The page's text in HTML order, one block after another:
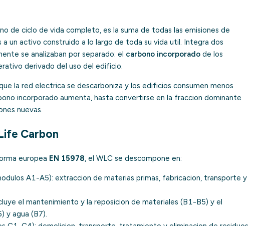
de ciclo de vida completo, es la suma de todas las emisiones de
un activo construido a lo largo de toda su vida util. Integra dos
se analizaban por separado: el carbono incorporado de los
derivado del uso del edificio.
la red electrica se descarboniza y los edificios consumen menos
incorporado aumenta, hasta convertirse en la fraccion dominante
nuevas.
Carbon
europea EN 15978, el WLC se descompone en:
A1-A5): extraccion de materias primas, fabricacion, transporte y
el mantenimiento y la reposicion de materiales (B1-B5) y el
y agua (B7).